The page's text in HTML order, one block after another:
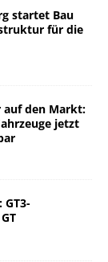
startet Bau
für die
auf den Markt:
jetzt
GT3-